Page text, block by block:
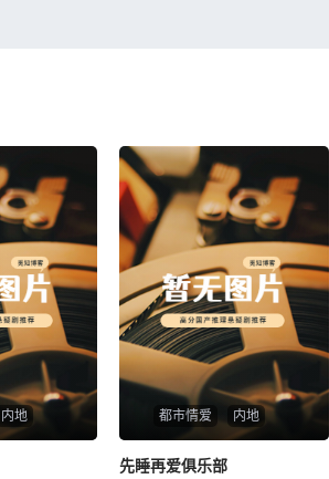
内地 都市情爱 内地
先睡再爱俱乐部
先睡再爱俱乐部